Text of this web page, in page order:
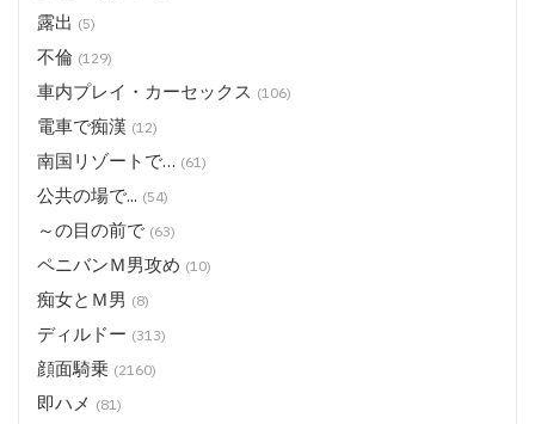
露出 (5)
不倫 (129)
車内プレイ・カーセックス (106)
電車で痴漢 (12)
南国リゾートで… (61)
公共の場で... (54)
～の目の前で (63)
ペニバンＭ男攻め (10)
痴女とＭ男 (8)
ディルドー (313)
顔面騎乗 (2160)
即ハメ (81)